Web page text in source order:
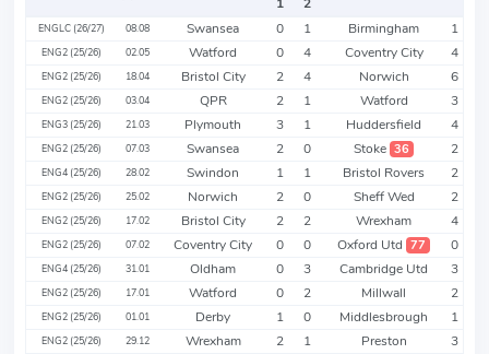
ENGLC (26/27) 08.08 Swansea 0 1 Birmingham 1
ENG2 (25/26) 02.05 Watford 0 4 Coventry City 4
ENG2 (25/26) 18.04 Bristol City 2 4 Norwich 6
ENG2 (25/26) 03.04 QPR 2 1 Watford 3
ENG3 (25/26) 21.03 Plymouth 3 1 Huddersfield 4
ENG2 (25/26) 07.03 Swansea 2 0 Stoke 36 2
ENG4 (25/26) 28.02 Swindon 1 1 Bristol Rovers 2
ENG2 (25/26) 25.02 Norwich 2 0 Sheff Wed 2
ENG2 (25/26) 17.02 Bristol City 2 2 Wrexham 4
ENG2 (25/26) 07.02 Coventry City 0 0 Oxford Utd 77 0
ENG4 (25/26) 31.01 Oldham 0 3 Cambridge Utd 3
ENG2 (25/26) 17.01 Watford 0 2 Millwall 2
ENG2 (25/26) 01.01 Derby 1 0 Middlesbrough 1
ENG2 (25/26) 29.12 Wrexham 2 1 Preston 3